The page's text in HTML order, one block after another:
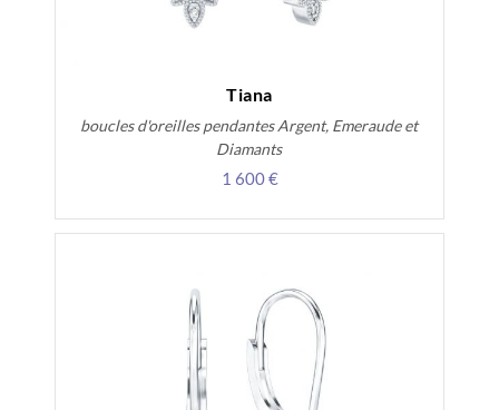
Tiana
boucles d'oreilles pendantes Argent, Emeraude et
Diamants
1 600 €